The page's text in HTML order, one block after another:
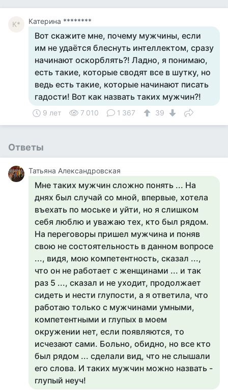
К* Катерина ********
Вот скажите мне, почему мужчины, если
им не удаётся блеснуть интеллектом, сразу
начинают оскорблять?! Ладно, я понимаю,
есть такие, которые сводят все в шутку, но
ведь есть такие, которые начинают писать
гадости! Вот как назвать таких мужчин?!
9 лет 7 010 1 367 39
Ответы
Татьяна Александровская
Мне таких мужчин сложно понять ... На
днях был случай со мной, впервые, хотела
въехать по моське и уйти, но я слишком
себя люблю и уважаю тех, кто был рядом.
На переговоры пришел мужчина и поняв
свою не состоятельность в данном вопросе
..., видя, мою компетентность, сказал ...,
что он не работает с женщинами ... и так
раз 5 ..., сказал и не уходит, продолжает
сидеть и нести глупости, а я ответила, что
работаю только с мужчинами умными,
компетентными и глупых в моем
окружении нет, если появляются, то
исчезают сами. Больно, обидно, но все кто
был рядом ... сделали вид, что не слышали
его слова. И таких мужчин можно назвать -
глупый неуч!